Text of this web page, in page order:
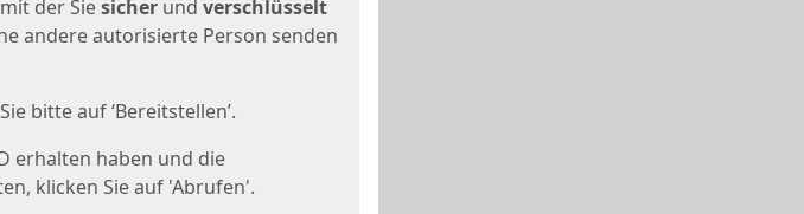
der Siesicher und verschlüsselt
andere autorisierte Person senden
bitte auf ‘Bereitstellen’.
erhalten haben und die
klicken Sie auf 'Abrufen'.